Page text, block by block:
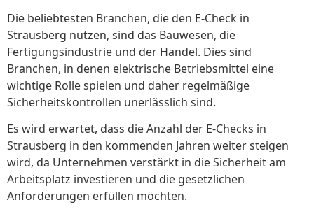
Die beliebtesten Branchen, die den E-Check in
Strausberg nutzen, sind das Bauwesen, die
Fertigungsindustrie und der Handel. Dies sind
Branchen, in denen elektrische Betriebsmittel eine
wichtige Rolle spielen und daher regelmäßige
Sicherheitskontrollen unerlässlich sind.
Es wird erwartet, dass die Anzahl der E-Checks in
Strausberg in den kommenden Jahren weiter steigen
wird, da Unternehmen verstärkt in die Sicherheit am
Arbeitsplatz investieren und die gesetzlichen
Anforderungen erfüllen möchten.